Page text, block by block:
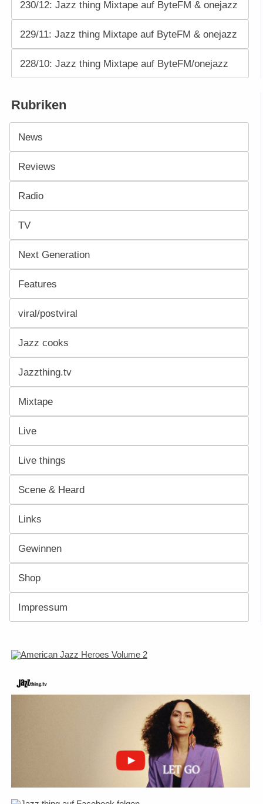
230/12: Jazz thing Mixtape auf ByteFM & onejazz
229/11: Jazz thing Mixtape auf ByteFM & onejazz
228/10: Jazz thing Mixtape auf ByteFM/onejazz
Rubriken
News
Reviews
Radio
TV
Next Generation
Features
viral/postviral
Jazz cooks
Jazzthing.tv
Mixtape
Live
Live things
Scene & Heard
Links
Gewinnen
Shop
Impressum